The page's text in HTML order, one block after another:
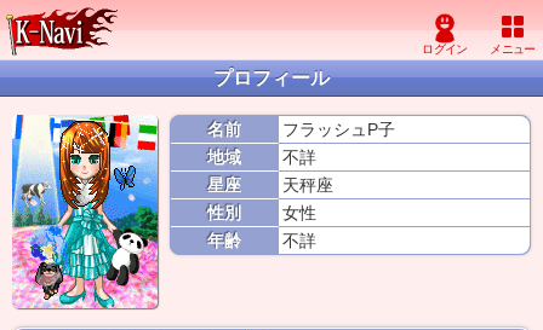
プロフィール
名前
フラッシュP子
地域
不詳
星座
天秤座
性別
女性
年齢
不詳